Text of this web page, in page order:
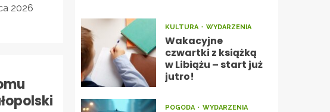
2026
KULTURA WYDARZENIA
Wakacyjne
czwartki z książką
w Libiążu – start już
jutro!
POGODA WYDARZENIA